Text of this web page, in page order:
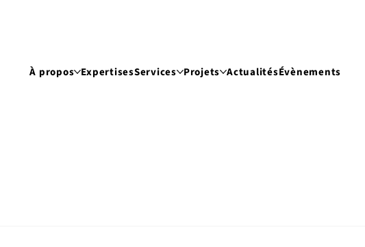
À propos ExpertisesServices Projets ActualitésÉvènements